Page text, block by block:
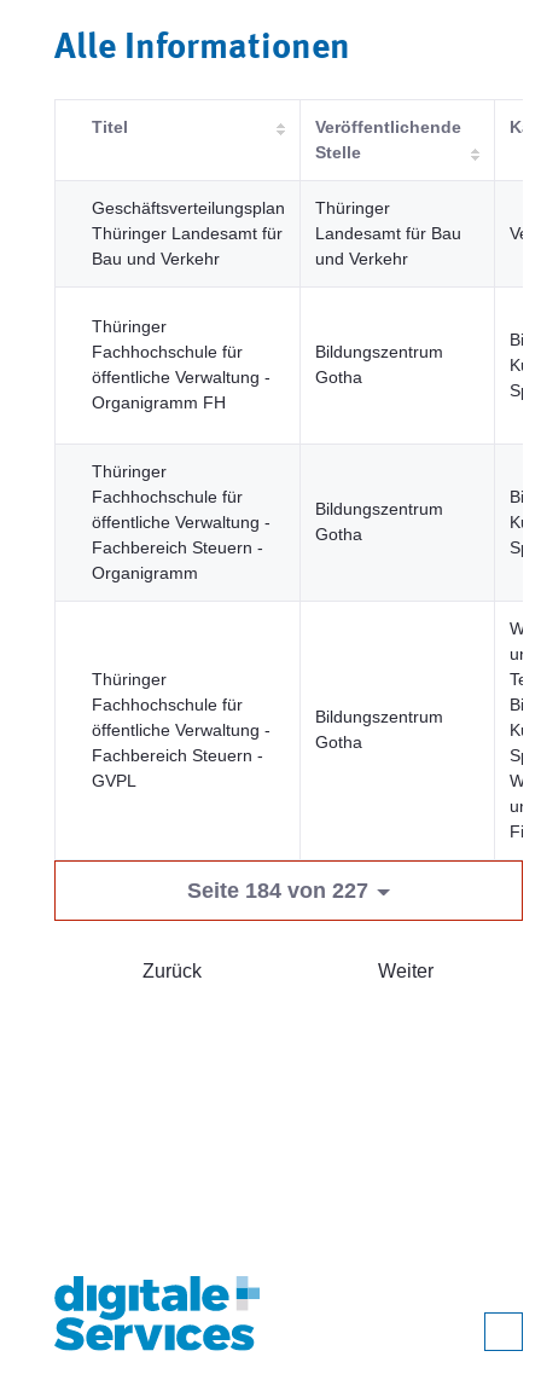
Alle Informationen
Titel
Veröffentlichende
Stelle
Geschäftsverteilungsplan
Thüringer Landesamt für
Bau und Verkehr
Thüringer
Landesamt für Bau
und Verkehr
Thüringer
Fachhochschule für
öffentliche Verwaltung -
Organigramm FH
Bildungszentrum
Gotha
Thüringer
Fachhochschule für
öffentliche Verwaltung -
Fachbereich Steuern -
Organigramm
Bildungszentrum
Gotha
Thüringer
Fachhochschule für
öffentliche Verwaltung -
Fachbereich Steuern -
GVPL
Bildungszentrum
Gotha
und
und
Seite 184 von 227
Zurück Weiter